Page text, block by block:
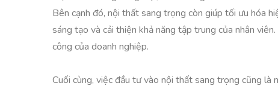
Bên cạnh đó, nội thất sang trọng còn giúp tối ưu hóa
sáng tạo và cải thiện khả năng tập trung của nhân
công của doanh nghiệp.
Cuối cùng, việc đầu tư vào nội thất sang trọng cũng